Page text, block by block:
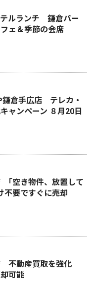
ルランチ 鎌倉パー
ェ＆季節の会席
鎌倉手広店 テレカ・
ャンペーン ８月20日
｢空き物件、放置して
要ですぐに売却
不動産買取を強化
可能